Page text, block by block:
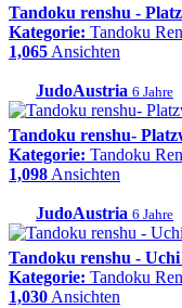
Tandoku renshu -
Kategorie: Tandoku
1,065Ansichten
JudoAustria 6 Jahre
Tandoku renshu-
Kategorie: Tandoku
1,098Ansichten
JudoAustria 6 Jahre
Tandoku renshu -
Kategorie: Tandoku
1,030Ansichten